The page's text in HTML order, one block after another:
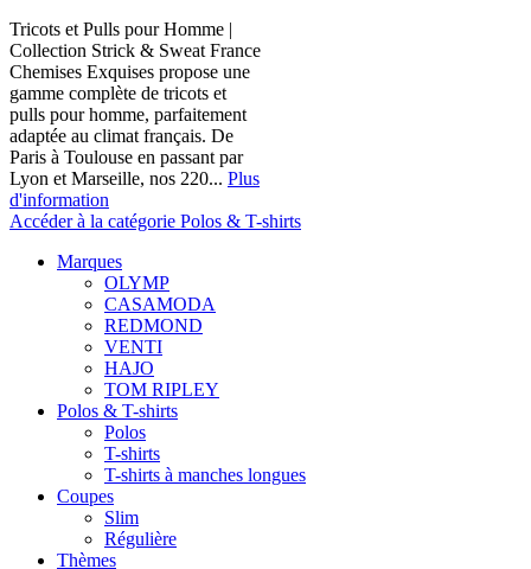
Tricots et Pulls pour Homme |
Collection Strick & Sweat France
Chemises Exquises propose une
gamme complète de tricots et
pulls pour homme, parfaitement
adaptée au climat français. De
Paris à Toulouse en passant par
Lyon et Marseille, nos 220... Plus
d'information
Accéder à la catégorie Polos & T-shirts
Marques
OLYMP
CASAMODA
REDMOND
VENTI
HAJO
TOM RIPLEY
Polos & T-shirts
Polos
T-shirts
T-shirts à manches longues
Coupes
Slim
Régulière
Thèmes